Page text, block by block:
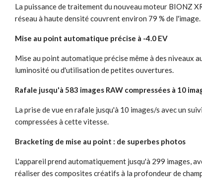
La puissance de traitement du nouveau moteur BIONZ
réseau à haute densité couvrent environ 79 % de l'image.
Mise au point automatique précise à -4.0 EV
Mise au point automatique précise même à des niveaux
luminosité ou d'utilisation de petites ouvertures.
Rafale jusqu'à 583 images RAW compressées à 10
La prise de vue en rafale jusqu'à 10 images/s avec un
compressées à cette vitesse.
Bracketing de mise au point : de superbes photos
L'appareil prend automatiquement jusqu'à 299 images,
réaliser des composites créatifs à la profondeur de